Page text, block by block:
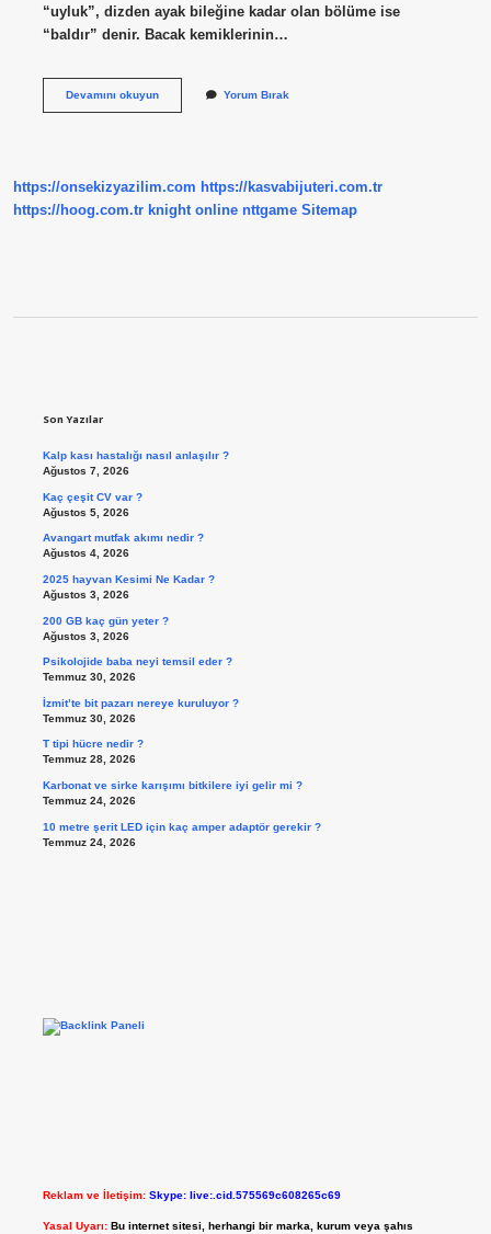
“uyluk”, dizden ayak bileğine kadar olan bölüme ise
“baldır” denir. Bacak kemiklerinin…
Devamını okuyunAnatomide
Yorum Bırak
https://onsekizyazilim.com https://kasvabijuteri.com.tr
https://hoog.com.tr knight online nttgame Sitemap
Son Yazılar
Kalp kası hastalığı nasıl anlaşılır ?
Ağustos 7, 2026
Kaç çeşit CV var ?
Ağustos 5, 2026
Avangart mutfak akımı nedir ?
Ağustos 4, 2026
2025 hayvan Kesimi Ne Kadar ?
Ağustos 3, 2026
200 GB kaç gün yeter ?
Ağustos 3, 2026
Psikolojide baba neyi temsil eder ?
Temmuz 30, 2026
İzmit’te bit pazarı nereye kuruluyor ?
Temmuz 30, 2026
T tipi hücre nedir ?
Temmuz 28, 2026
Karbonat ve sirke karışımı bitkilere iyi gelir mi ?
Temmuz 24, 2026
10 metre şerit LED için kaç amper adaptör gerekir ?
Temmuz 24, 2026
Reklam ve İletişim: Skype: live:.cid.575569c608265c69
Yasal Uyarı: Bu internet sitesi, herhangi bir marka, kurum veya şahıs